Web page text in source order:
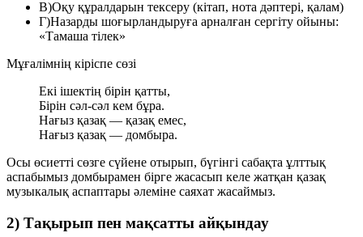
В)Оқу құралдарын тексеру (кітап, нота дәптері, қалам)
Г)Назарды шоғырландыруға арналған сергіту ойыны:
«Тамаша тілек»
Мұғалімнің кіріспе сөзі
Екі ішектің бірін қатты,
Бірін сәл-сәл кем бұра.
Нағыз қазақ — қазақ емес,
Нағыз қазақ — домбыра.
Осы өсиетті сөзге сүйене отырып, бүгінгі сабақта ұлттық
аспабымыз домбырамен бірге жасасып келе жатқан қазақ
музыкалық аспаптары әлеміне саяхат жасаймыз.
2) Тақырып пен мақсатты айқындау